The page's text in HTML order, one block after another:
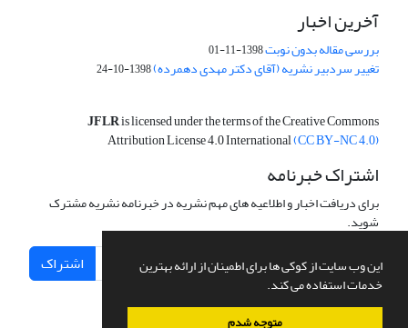
این وب سایت از کوکی ها برای اطمینان از ارائه بهترین
خدمات استفاده می کند.
متوجه شدم
آخرین اخبار
بررسی مقاله بدون نوبت1398-11-01
تغییر سردبیر نشریه (آقای دکتر مهدی دهمرده)1398-10-24
JFLRis licensed under the terms of the Creative Commons
Attribution License 4.0 International(CC BY-NC 4.0)
اشتراک خبرنامه
برای دریافت اخبار و اطلاعیه های مهم نشریه در خبرنامه نشریه مشترک
شوید.
اشتراک